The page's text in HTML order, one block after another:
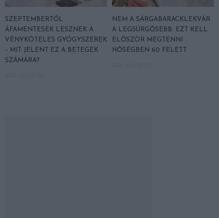
SZEPTEMBERTŐL
ÁFAMENTESEK LESZNEK A
VÉNYKÖTELES GYÓGYSZEREK
– MIT JELENT EZ A BETEGEK
SZÁMÁRA?
NEM A SÁRGABARACKLEKVÁR
A LEGSÜRGŐSEBB: EZT KELL
ELŐSZÖR MEGTENNI
HŐSÉGBEN 60 FELETT